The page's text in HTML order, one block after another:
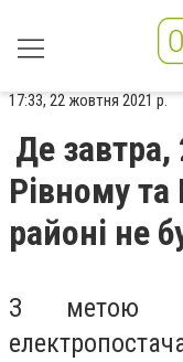
17:33, 22 жовтня 2021 р.
Де
Рівному
районі не
З метою